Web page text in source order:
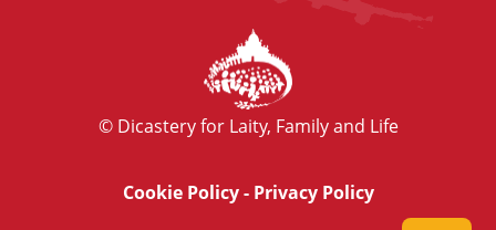
© Dicastery for Laity, Family and Life
Cookie Policy- Privacy Policy